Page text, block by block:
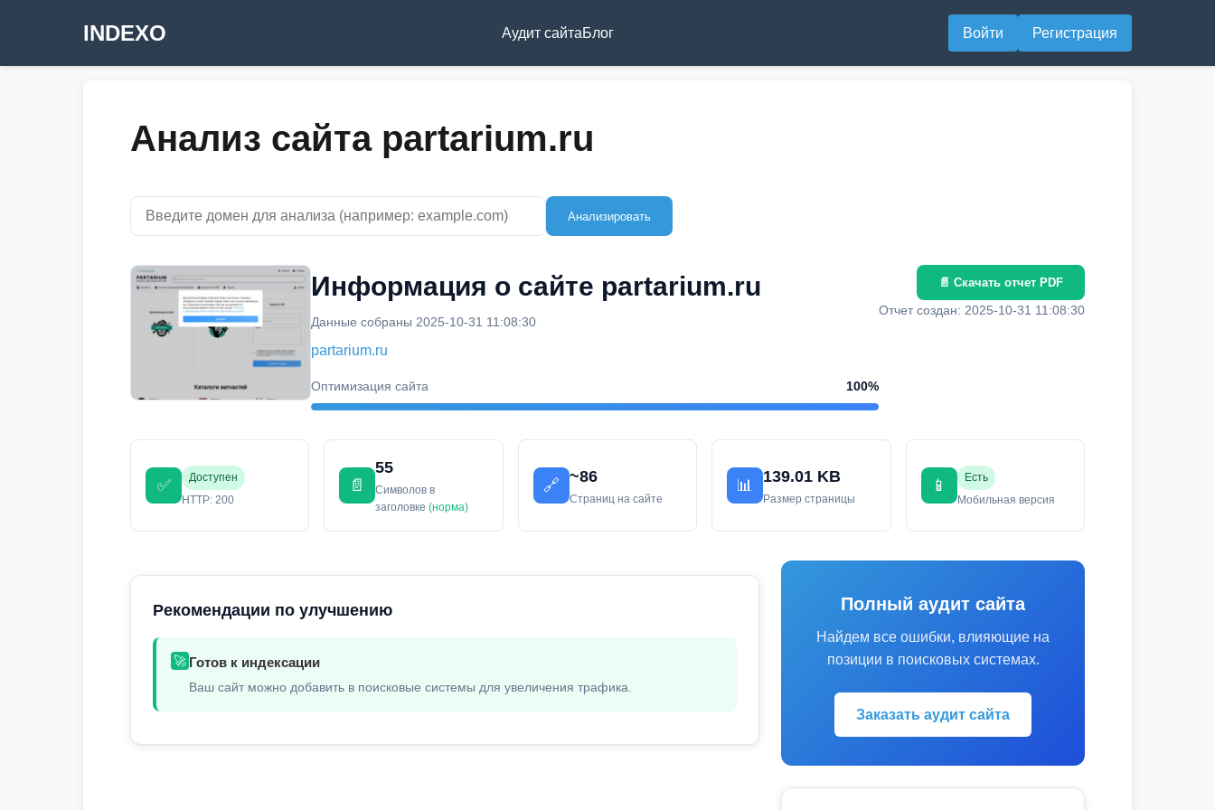
INDEXO Аудит сайтаБлог Войти Регистрация
Анализ сайта partarium.ru
Анализировать
Информация о сайте partarium.ru
Данные собраны 2025-10-31 11:08:30
partarium.ru
Оптимизация сайта 100%
📄 Скачать отчет PDF
Отчет создан: 2025-10-31 11:08:30
✅
Доступен
HTTP: 200
📄
55
Символов в
заголовке(норма)
🔗
~86
Страниц на сайте
📊
139.01 KB
Размер страницы
📱
Есть
Мобильная версия
Рекомендации по улучшению
🚀 Готов к индексации
Ваш сайт можно добавить в поисковые системы для увеличения трафика.
Полный аудит сайта
Найдем все ошибки, влияющие на
позиции в поисковых системах.
Заказать аудит сайта